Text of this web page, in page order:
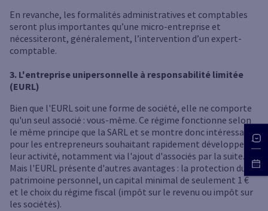
En revanche, les formalités administratives et comptables
seront plus importantes qu’une micro-entreprise et
nécessiteront, généralement, l’intervention d’un expert-
comptable.
3. L'entreprise unipersonnelle à responsabilité limitée
(EURL)
Bien que l'EURL soit une forme de société, elle ne comporte
qu'un seul associé : vous-même. Ce régime fonctionne selon
le même principe que la SARL et se montre donc intéressant
pour les entrepreneurs souhaitant rapidement développer
leur activité, notamment via l'ajout d'associés par la suite.
Mais l'EURL présente d'autres avantages : la protection du
patrimoine personnel, un capital minimal de seulement 1 €
et le choix du régime fiscal (impôt sur le revenu ou impôt sur
les sociétés).